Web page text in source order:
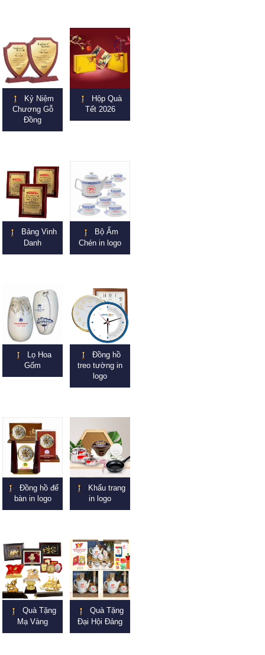
Kỷ Niệm
Chương Gỗ
Đồng
Hộp Quà
Tết 2026
Bảng Vinh
Danh
Bộ Ấm
Chén in logo
Lọ Hoa
Gốm
Đồng hồ
treo tường in
logo
Đồng hồ để
bàn in logo
Khẩu trang
in logo
Quà Tặng
Mạ Vàng
Quà Tặng
Đại Hội Đảng